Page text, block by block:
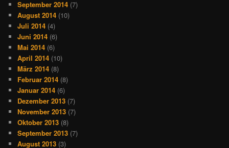
September 2014 (7)
August 2014 (10)
Juli 2014 (4)
Juni 2014 (6)
Mai 2014 (6)
April 2014 (10)
März 2014 (8)
Februar 2014 (8)
Januar 2014 (6)
Dezember 2013 (7)
November 2013 (7)
Oktober 2013 (8)
September 2013 (7)
August 2013 (3)